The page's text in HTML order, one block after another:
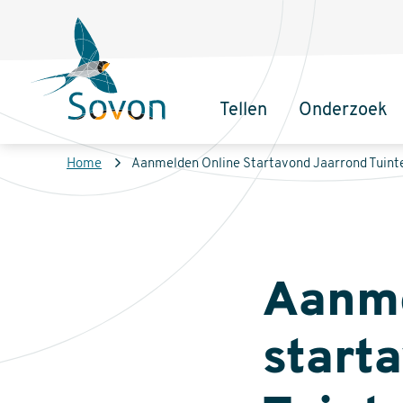
inhoud
Sovon
Homepage
Tellen Onderzoek
Kruimelpad
Home Aanmelden Online Startavond Jaarrond